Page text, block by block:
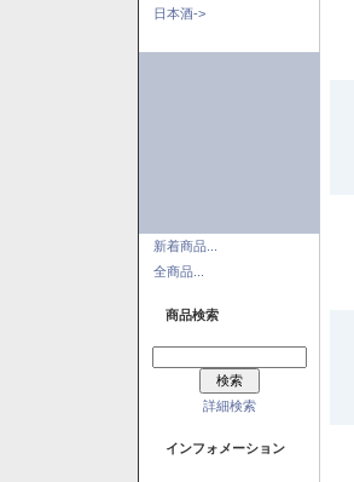
日本酒->
新着商品...
全商品...
商品検索
詳細検索
インフォメーション